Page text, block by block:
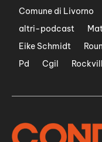
Comune di Livorno
altri-podcast
Eike Schmidt
Pd
Cgil